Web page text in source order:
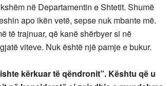
në Departamentin e Shtetit. Shumë
apo ikën vetë, sepse nuk mbante më.
të trajnuar, që kanë shërbyer si në
viteve. Nuk është një pamje e bukur.
kërkuar të qëndronit”. Kështu që u